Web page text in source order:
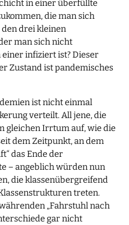
in einer überfüllte
die man sich
drei kleinen
man sich nicht
infiziert ist? Dieser
Zustand ist pandemisches
ist nicht einmal
verteilt. All jene, die
gleichen Irrtum auf, wie die
dem Zeitpunkt, an dem
das Ende der
– angeblich würden nun
die klassenübergreifend
treten.
„Fahrstuhl nach
gar nicht